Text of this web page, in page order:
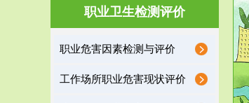
职业卫生检测评价
职业危害因素检测与评价
工作场所职业危害现状评价
服务范围
园区环保管家
保护作用促进供给侧结...